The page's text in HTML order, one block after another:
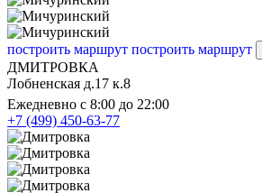
построить маршрут построить маршрут
ДМИТРОВКА
Лобненская д.17 к.8
Ежедневно с 8:00 до 22:00
+7 (499) 450-63-77